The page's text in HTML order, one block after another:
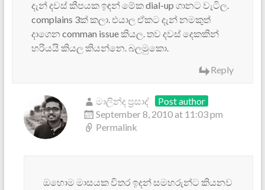
දැන් දවස් කීපයක ඉඳන් මේක dial-up ගානට වැටිල.
complains 3ක් කලා. එයාල ඒකට දැන් නමකුත්
දාගෙන comman issue කියල. තව දවස් දෙකකින්
හරියයි කියල කියන්නෙ. බලමුකො.
Reply
මාලින්ද ප්‍රසාද්
Post author
September 8, 2010 at 11:03 pm
Permalink
ඔහොම මාසයක විතර ඉදන් සමහරුන්ට කියනව